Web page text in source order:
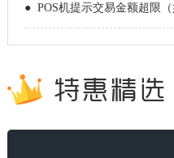
● POS机提示交易金额超限（